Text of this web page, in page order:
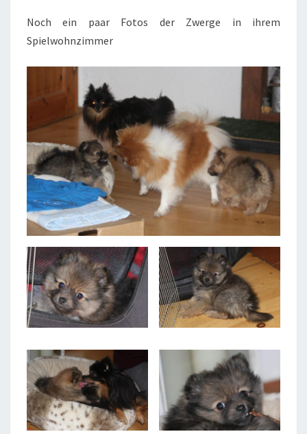
Noch ein paar Fotos der Zwerge in ihrem
Spielwohnzimmer